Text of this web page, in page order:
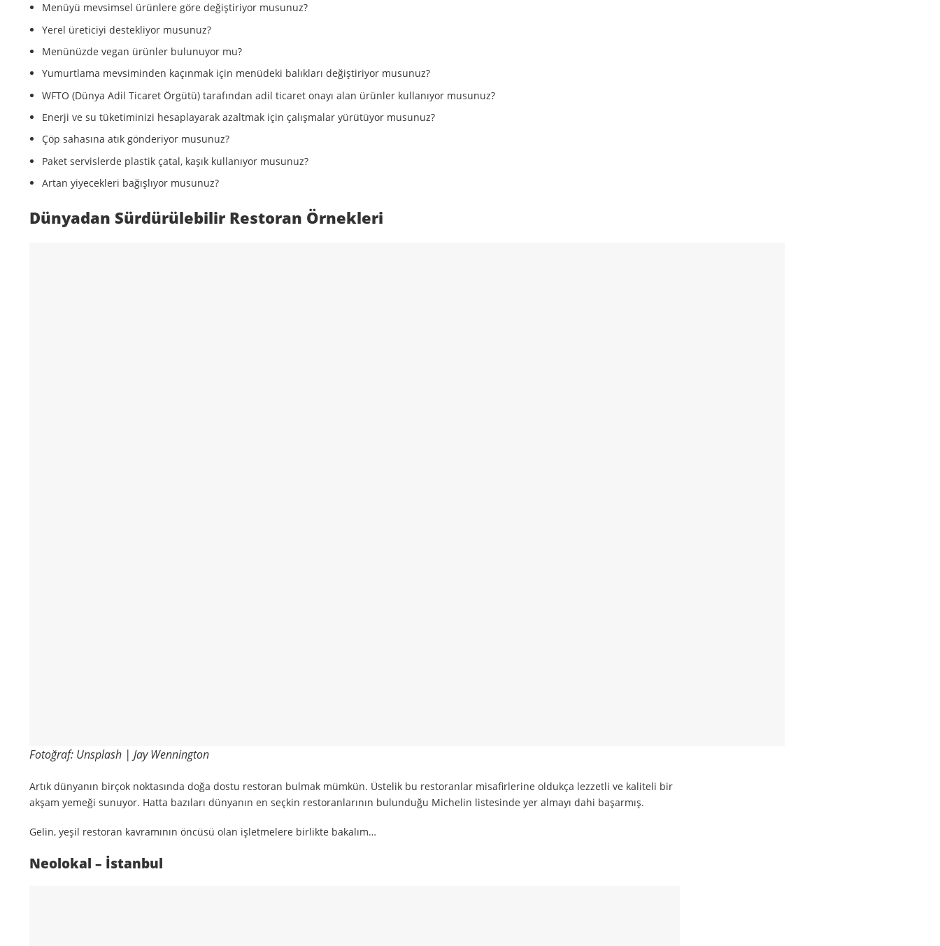
Menüyü mevsimsel ürünlere göre değiştiriyor musunuz?
Yerel üreticiyi destekliyor musunuz?
Menünüzde vegan ürünler bulunuyor mu?
Yumurtlama mevsiminden kaçınmak için menüdeki balıkları değiştiriyor musunuz?
WFTO (Dünya Adil Ticaret Örgütü) tarafından adil ticaret onayı alan ürünler kullanıyor musunuz?
Enerji ve su tüketiminizi hesaplayarak azaltmak için çalışmalar yürütüyor musunuz?
Çöp sahasına atık gönderiyor musunuz?
Paket servislerde plastik çatal, kaşık kullanıyor musunuz?
Artan yiyecekleri bağışlıyor musunuz?
Dünyadan Sürdürülebilir Restoran Örnekleri
Fotoğraf: Unsplash | Jay Wennington
Artık dünyanın birçok noktasında doğa dostu restoran bulmak mümkün. Üstelik bu restoranlar misafirlerine oldukça lezzetli ve kaliteli bir
akşam yemeği sunuyor. Hatta bazıları dünyanın en seçkin restoranlarının bulunduğu Michelin listesinde yer almayı dahi başarmış.
Gelin, yeşil restoran kavramının öncüsü olan işletmelere birlikte bakalım…
Neolokal – İstanbul